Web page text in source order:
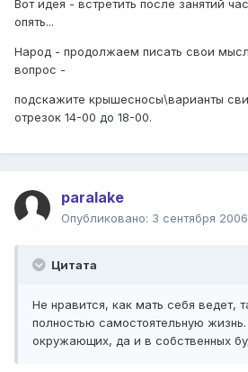
Вот идея - встретить после занятий
опять...
Народ - продолжаем писать свои
вопрос -
подскажите крышесносы\варианты
отрезок 14-00 до 18-00.
paralake
Опубликовано: 3 сентября 2006
Цитата
Не нравится, как мать себя ведет,
полностью самостоятельную
окружающих, да и в собственных